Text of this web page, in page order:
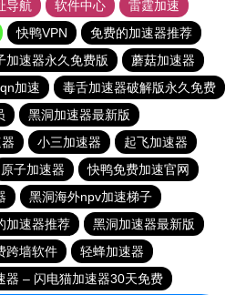
导航 软件中心
雷霆加速
快鸭VPN
免费的加速器推荐
加速器永久免费版
蘑菇加速器
加速
毒舌加速器破解版永久免费
黑洞加速器最新版
小三加速器
起飞加速器
原子加速器
快鸭免费加速官网
黑洞海外npv加速梯子
加速器推荐
黑洞加速器最新版
跨墙软件
轻蜂加速器
器 – 闪电猫加速器30天免费